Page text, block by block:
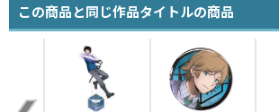
この商品と同じ作品タイトルの商品